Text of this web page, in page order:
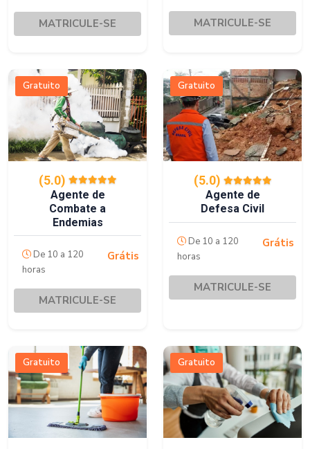
MATRICULE-SE MATRICULE-SE
Gratuito
(5.0)
Agente de
Combate a
Endemias
De 10 a 120
horas
Grátis
MATRICULE-SE
Gratuito
(5.0)
Agente de
Defesa Civil
De 10 a 120
horas
Grátis
MATRICULE-SE
Gratuito Gratuito